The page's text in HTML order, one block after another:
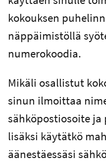
kokouksen
näppäimistöllä
numerokoodia.
Mikäli osallistut
sinun ilmoittaa
sähköpostiosoite
lisäksi käytätkö
äänestäessäsi